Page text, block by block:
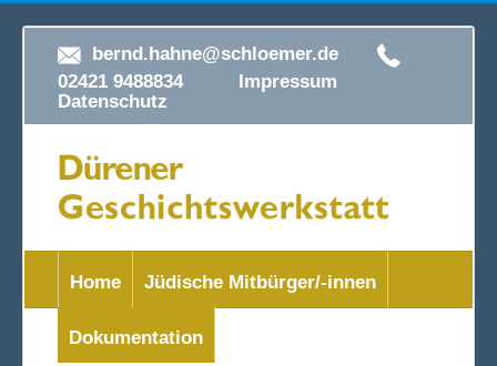
bernd.hahne@schloemer.de
02421 9488834 Impressum
Datenschutz
Home Jüdische Mitbürger/-innen
Dokumentation